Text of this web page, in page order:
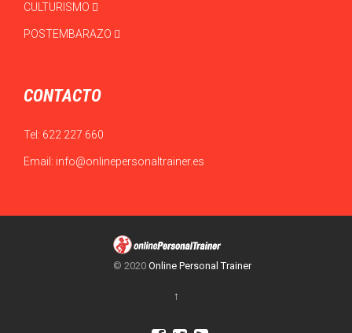
CULTURISMO
POSTEMBARAZO
CONTACTO
Tel: 622 227 660
Email: info@onlinepersonaltrainer.es
© 2020 Online Personal Trainer
↑